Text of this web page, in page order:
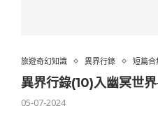
旅遊奇幻知識 異界行錄 短篇合
異界行錄(10)入幽冥世
05-07-2024